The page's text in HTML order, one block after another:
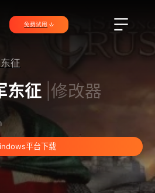
免费试用
征
东征 |修改器
平台下载